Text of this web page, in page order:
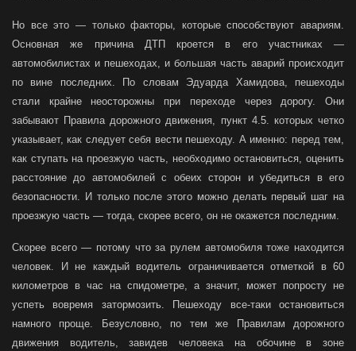
Но все это — только факторы, которые способствуют авариям.
Основная же причина ДТП кроется в его участниках —
автомобилистах и пешеходах, и большая часть аварий происходит
по вине последних. По словам Эдуарда Хамидова, пешеходы
стали крайне неосторожны при переходе через дорогу. Они
забывают Правила дорожного движения, пункт 4.5. которых четко
указывает, как следует себя вести пешеходу. А именно: перед тем,
как ступать на проезжую часть, необходимо остановиться, оценить
расстояние до автомобилей с обеих сторон и убедиться в его
безопасности. И только после этого можно делать первый шаг на
проезжую часть — тогда, скорее всего, он не окажется последним.
Скорее всего — потому что за рулем автомобиля тоже находится
человек. И не каждый водитель ограничивается отметкой в 60
километров в час на спидометре, а значит, может попросту не
успеть вовремя затормозить. Пешеходу все-таки остановиться
намного проще. Безусловно, по тем же Правилам дорожного
движения водитель, завидев человека на обочине в зоне